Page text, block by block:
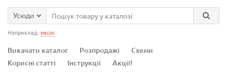
Усюди
Наприклад: насос
Викачати каталог Розпродажі
Схеми
Корисні статті
Інструкції Акції!